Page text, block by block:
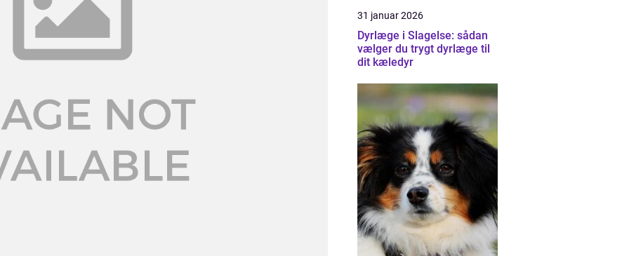
31 januar 2026
Dyrlæge i Slagelse: sådan
vælger du trygt dyrlæge til
dit kæledyr